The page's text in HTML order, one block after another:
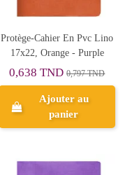
Protège-Cahier En Pvc Lino
17x22, Orange - Purple
0,638 TND0,797 TND
Ajouter au
panier